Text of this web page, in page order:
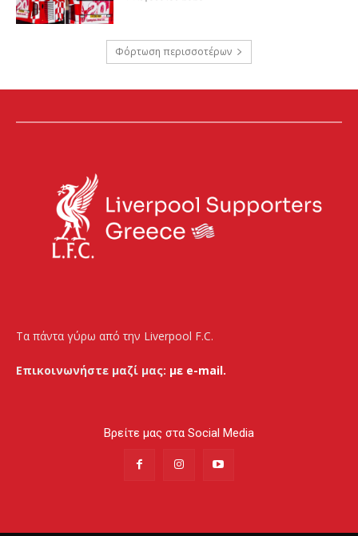
Φόρτωση περισσοτέρων
Τα πάντα γύρω από την Liverpool F.C.
Επικοινωνήστε μαζί μας: με e-mail.
Βρείτε μας στα Social Media